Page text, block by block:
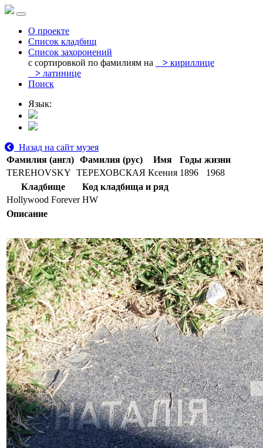
О проекте
Список кладбищ
Список захоронений
с сортировкой по фамилиям на
> кириллице
> латинице
Поиск
Язык:
Назад на сайт музея
Фамилия (англ) Фамилия (рус) Имя
Годы жизни
TEREHOVSKY ТЕРЕХОВСКАЯ Ксения 1896
1968
Кладбище
Код кладбища и ряд
Hollywood Forever HW
Описание